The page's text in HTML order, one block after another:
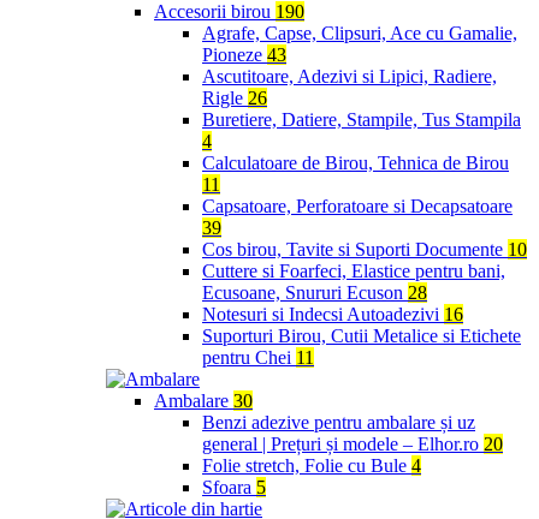
Accesorii birou 190
Agrafe, Capse, Clipsuri, Ace cu Gamalie,
Pioneze 43
Ascutitoare, Adezivi si Lipici, Radiere,
Rigle 26
Buretiere, Datiere, Stampile, Tus Stampila
4
Calculatoare de Birou, Tehnica de Birou
11
Capsatoare, Perforatoare si Decapsatoare
39
Cos birou, Tavite si Suporti Documente 10
Cuttere si Foarfeci, Elastice pentru bani,
Ecusoane, Snururi Ecuson 28
Notesuri si Indecsi Autoadezivi 16
Suporturi Birou, Cutii Metalice si Etichete
pentru Chei 11
Ambalare 30
Benzi adezive pentru ambalare și uz
general | Prețuri și modele – Elhor.ro 20
Folie stretch, Folie cu Bule 4
Sfoara 5